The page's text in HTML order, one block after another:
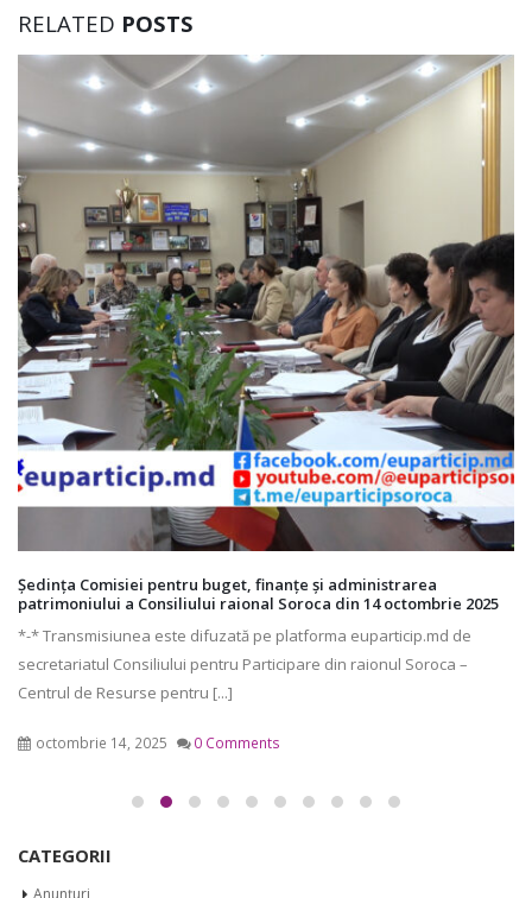
RELATED POSTS
Ședința Comisiei pentru buget, finanțe și administrarea
patrimoniului a Consiliului raional Soroca din 14 octombrie 2025
*-* Transmisiunea este difuzată pe platforma euparticip.md de
secretariatul Consiliului pentru Participare din raionul Soroca –
Centrul de Resurse pentru [...]
octombrie 14, 2025 0 Comments
CATEGORII